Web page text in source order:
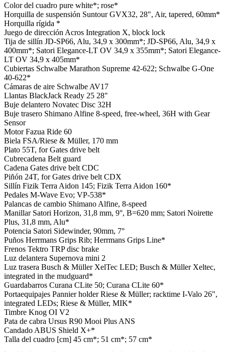
Color del cuadro pure white*; rose*
Horquilla de suspensión Suntour GVX32, 28", Air, tapered, 60mm*
Horquilla rígida *
Juego de dirección Acros Integration X, block lock
Tija de sillín JD-SP66, Alu, 34,9 x 300mm*; JD-SP66, Alu, 34,9 x
400mm*; Satori Elegance-LT OV 34,9 x 355mm*; Satori Elegance-
LT OV 34,9 x 405mm*
Cubiertas Schwalbe Marathon Supreme 42-622; Schwalbe G-One
40-622*
Cámaras de aire Schwalbe AV17
Llantas BlackJack Ready 25 28"
Buje delantero Novatec Disc 32H
Buje trasero Shimano Alfine 8-speed, free-wheel, 36H with Gear
Sensor
MotorFazua Ride 60
Biela FSA/Riese & Müller, 170 mm
Plato 55T, for Gates drive belt
Cubrecadena Belt guard
Cadena Gates drive belt CDC
Piñón 24T, for Gates drive belt CDX
Sillín Fizik Terra Aidon 145; Fizik Terra Aidon 160*
Pedales M-Wave Evo; VP-538*
Palancas de cambio Shimano Alfine, 8-speed
Manillar Satori Horizon, 31,8 mm, 9°, B=620 mm; Satori Noirette
Plus, 31,8 mm, Alu*
Potencia Satori Sidewinder, 90mm, 7°
Puños Herrmans Grips Rib; Herrmans Grips Line*
Frenos Tektro TRP disc brake
Luz delantera Supernova mini 2
Luz trasera Busch & Müller XelTec LED; Busch & Müller Xeltec,
integrated in the mudguard*
Guardabarros Curana CLite 50; Curana CLite 60*
Portaequipajes Pannier holder Riese & Müller; racktime I-Valo 26",
integrated LEDs; Riese & Müller, MIK*
Timbre Knog OI V2
Pata de cabra Ursus R90 Mooi Plus ANS
Candado ABUS Shield X+*
Talla del cuadro [cm] 45 cm*; 51 cm*; 57 cm*